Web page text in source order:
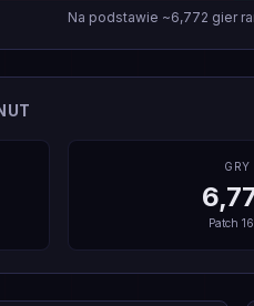
Na podstawie ~6,772 gier
GRY
Patch